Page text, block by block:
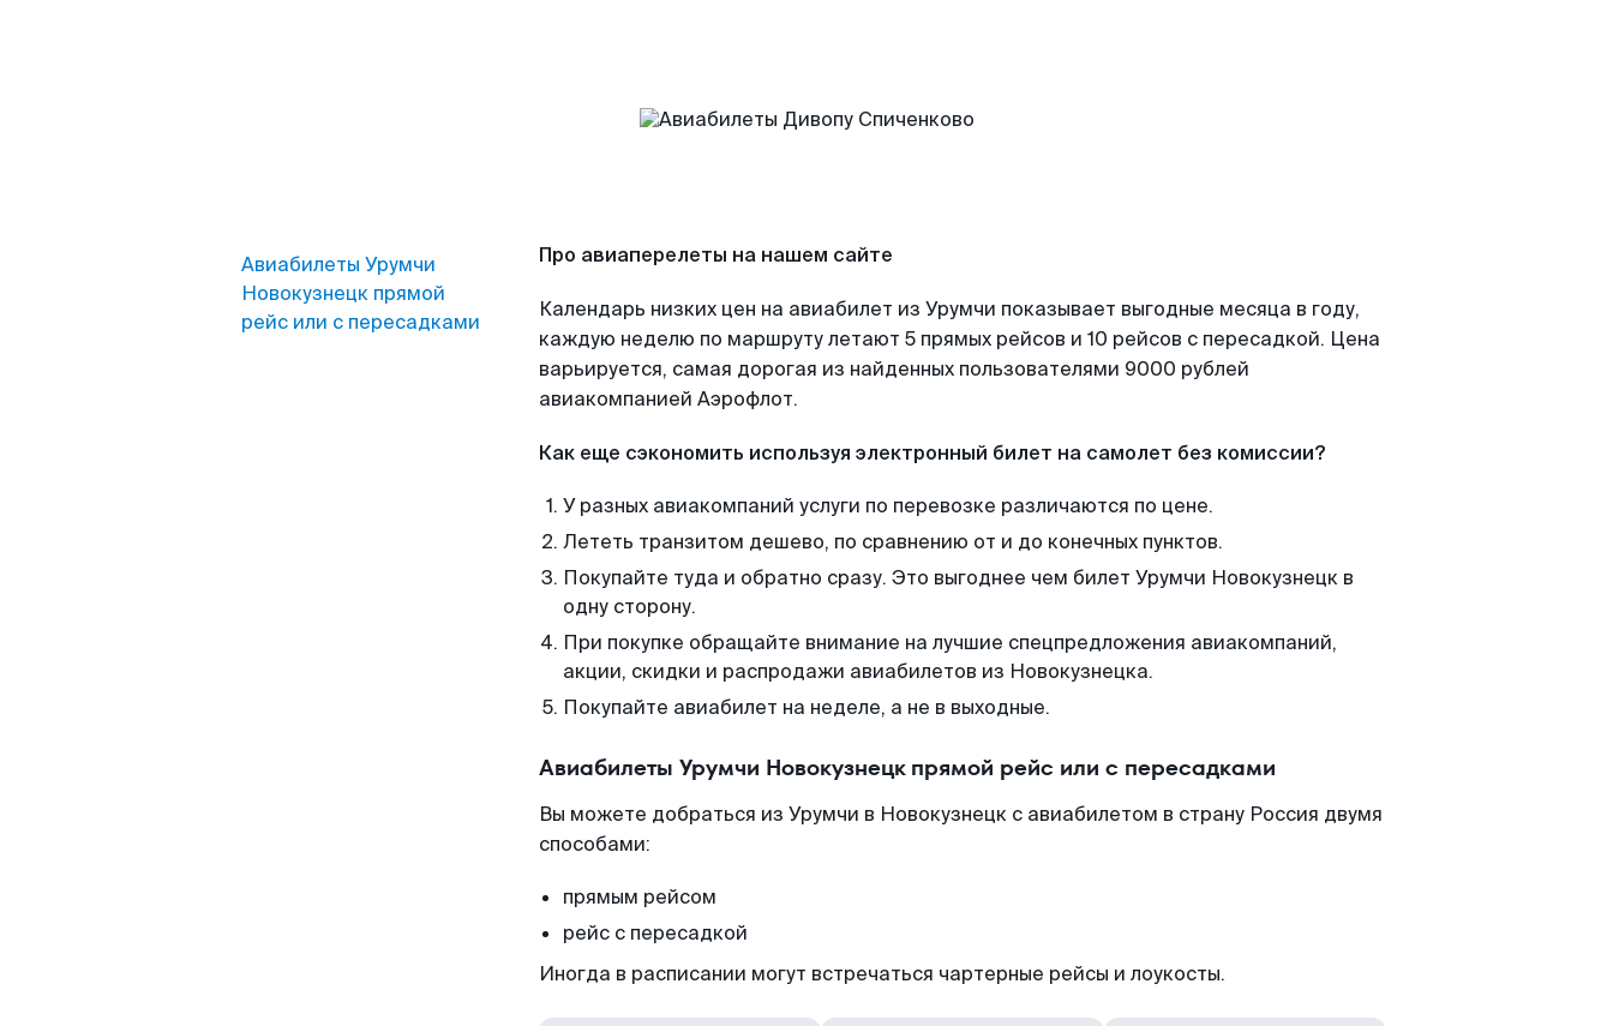
Авиабилеты Урумчи
Новокузнецк прямой
рейс или с пересадками
Про авиаперелеты на нашем сайте
Календарь низких цен на авиабилет из Урумчи показывает выгодные месяца в году,
каждую неделю по маршруту летают 5 прямых рейсов и 10 рейсов с пересадкой. Цена
варьируется, самая дорогая из найденных пользователями 9000 рублей
авиакомпанией Аэрофлот.
Как еще сэкономить используя электронный билет на самолет без комиссии?
У разных авиакомпаний услуги по перевозке различаются по цене.
Лететь транзитом дешево, по сравнению от и до конечных пунктов.
Покупайте туда и обратно сразу. Это выгоднее чем билет Урумчи Новокузнецк в
одну сторону.
При покупке обращайте внимание на лучшие спецпредложения авиакомпаний,
акции, скидки и распродажи авиабилетов из Новокузнецка.
Покупайте авиабилет на неделе, а не в выходные.
Авиабилеты Урумчи Новокузнецк прямой рейс или с пересадками
Вы можете добраться из Урумчи в Новокузнецк с авиабилетом в страну Россия двумя
способами:
прямым рейсом
рейс с пересадкой
Иногда в расписании могут встречаться чартерные рейсы и лоукосты.